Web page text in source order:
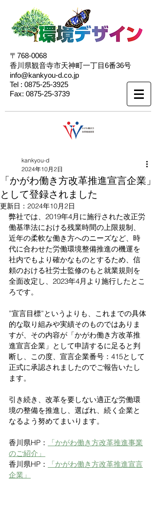
〒768-0068
香川県観音寺市天神町一丁目6番36号
info@kankyou-d.co.jp
Tel : 0875-25-3925
Fax: 0875-25-3739
「かがわ働き方改革推進宣言企業」
として登録されました
kankyou-d
2024年10月2日
更新日： 2024年10月2日
弊社では、2019年4月に施行された改正労
働基準法における残業時間の上限規制、
近年の柔軟な働き方へのニーズなど、時
代に合わせた労働環境整備推進の機運を
社内でもより確かなものとするため、信
頼のおける社労士監修のもと就業規則を
全面改定し、2023年4月より施行したとこ
ろです。
”宣言目標”というよりも、これまでの具体
的な取り組みや実績そのものではありま
すが、その内容が「かがわ働き方改革推
進宣言企業」として申請するに足ると判
断し、この度、宣言企業番号：415として
正式に承認されましたのでご報告いたし
ます。
引き続き、改革を要しない適正な労働環
境の整備を推進し、選ばれ、続く企業と
なるよう努めてまいります。
香川県HP：
「かがわ働き方改革推進事業
のご紹介」
香川県HP：
「かがわ働き方改革推進宣言
企業」